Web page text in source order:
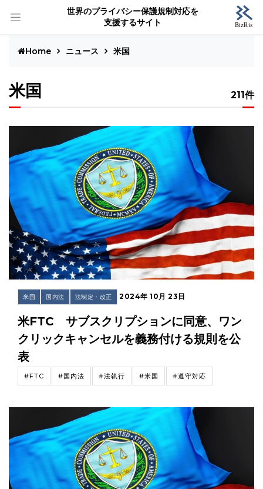
世界のプライバシー保護規制対応を
支援するサイト
Home ニュース 米国
米国 211件
米国 国内法 法制定・改正 2024年 10月 23日
米FTC サブスクリプションに同意、ワン
クリックキャンセルを義務付ける規則を公
表
#FTC #国内法 #法執行 #米国 #遵守対応